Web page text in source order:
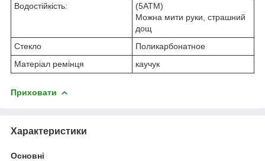
Водостійкість:
(5АТМ)
Можна мити руки, страшний
дощ
Стекло
Поликарбонатное
Матеріал ремінця
каучук
Приховати
Характеристики
Основні